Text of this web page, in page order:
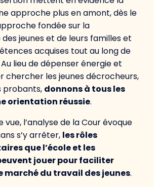
approche plus en amont, dès le
fondée sur la
jeunes et de leurs familles et
acquises tout au long de
lieu de dépenser énergie et
chercher les jeunes décrocheurs,
probants, donnons à tous les
orientation réussie.
vue, l’analyse de la Cour évoque
s’y arrêter, les rôles
que l’école et les
jouer pour faciliter
marché du travail des jeunes.